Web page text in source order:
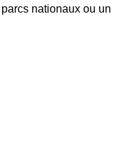
nationaux ou un